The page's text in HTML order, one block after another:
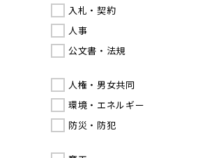
入札・契約
人事
公文書・法規
人権・男女共同
環境・エネルギー
防災・防犯